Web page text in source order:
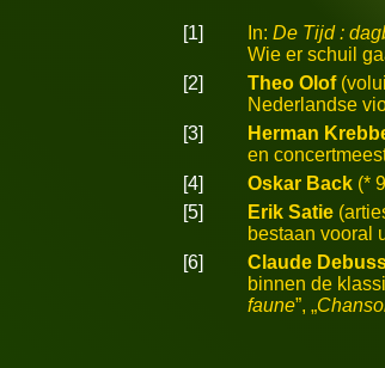
[1] In: De Tijd :
Wie er schuil
[2]
Theo Olof
Nederlandse
[3]
Herman
en
[4]
Oskar Back (*
[5]
Erik Satie
bestaan vooral
[6]
Claude
binnen de
faune”, „